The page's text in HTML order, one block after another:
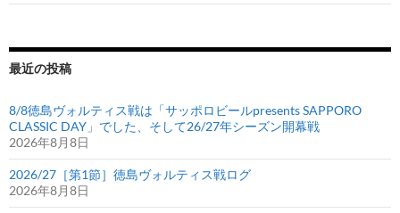
最近の投稿
8/8徳島ヴォルティス戦は「サッポロビールpresents SAPPORO
CLASSIC DAY」でした、そして26/27年シーズン開幕戦
2026年8月8日
2026/27［第1節］徳島ヴォルティス戦ログ
2026年8月8日